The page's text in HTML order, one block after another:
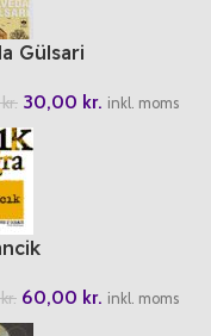
Gülsari
kr. 30,00 kr. inkl. moms
kr. 60,00 kr. inkl. moms